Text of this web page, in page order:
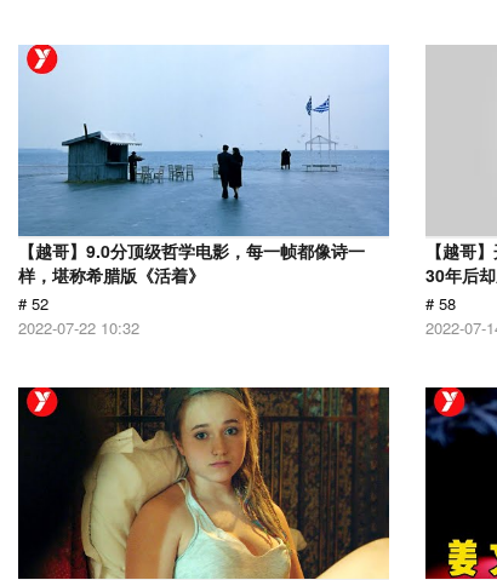
【越哥】9.0分顶级哲学电影，每一帧都像诗一
样，堪称希腊版《活着》
# 52
2022-07-22 10:32
【越哥
30年后
# 58
2022-07-